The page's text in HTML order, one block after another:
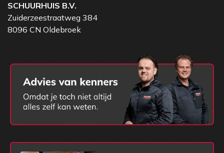
SCHUURHUIS B.V.
Zuiderzeestraatweg 384
8096 CN Oldebroek